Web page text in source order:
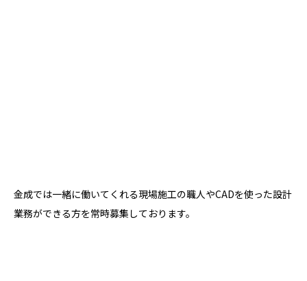
金成では一緒に働いてくれる現場施工の職人やCADを使った設計
業務ができる方を常時募集しております。